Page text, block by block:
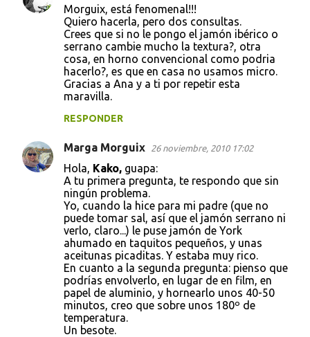
Morguix, está fenomenal!!!
Quiero hacerla, pero dos consultas.
Crees que si no le pongo el jamón ibérico o
serrano cambie mucho la textura?, otra
cosa, en horno convencional como podria
hacerlo?, es que en casa no usamos micro.
Gracias a Ana y a ti por repetir esta
maravilla.
RESPONDER
Marga Morguix 26 noviembre, 2010 17:02
Hola, Kako, guapa:
A tu primera pregunta, te respondo que sin
ningún problema.
Yo, cuando la hice para mi padre (que no
puede tomar sal, así que el jamón serrano ni
verlo, claro...) le puse jamón de York
ahumado en taquitos pequeños, y unas
aceitunas picaditas. Y estaba muy rico.
En cuanto a la segunda pregunta: pienso que
podrías envolverlo, en lugar de en film, en
papel de aluminio, y hornearlo unos 40-50
minutos, creo que sobre unos 180º de
temperatura.
Un besote.